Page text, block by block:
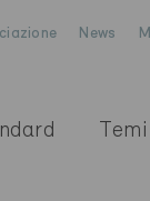
News
Temi